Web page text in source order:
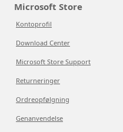
Microsoft Store
Kontoprofil
Download Center
Microsoft Store Support
Returneringer
Ordreopfølgning
Genanvendelse